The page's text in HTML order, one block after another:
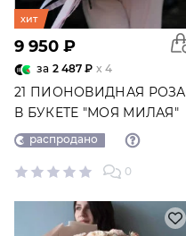
хит
9 950 ₽
за 2 487 ₽ x 4
21 ПИОНОВИДНАЯ РОЗА
В БУКЕТЕ "МОЯ МИЛАЯ"
№2235
распродано
0